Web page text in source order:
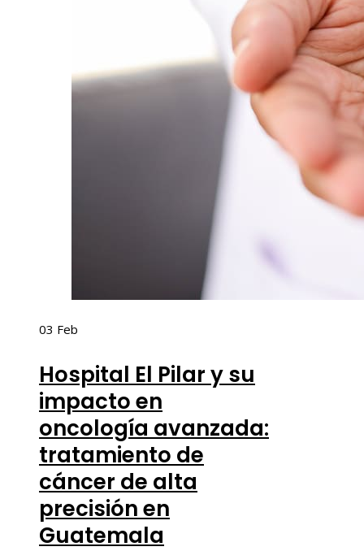
03 Feb
Hospital El Pilar y su
impacto en
oncología avanzada:
tratamiento de
cáncer de alta
precisión en
Guatemala